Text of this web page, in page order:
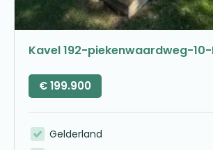
Kavel 192-piekenwaardweg-
€199.900
Gelderland